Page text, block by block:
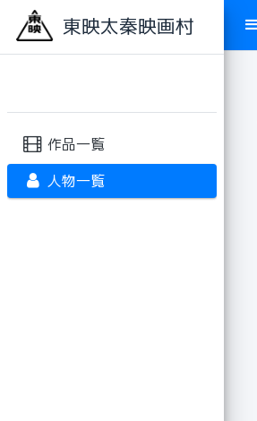
東映太秦映画村
作品一覧
人物一覧